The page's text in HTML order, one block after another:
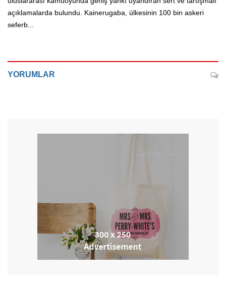
açıklamalarda bulundu. Kainerugaba, ülkesinin 100 bin askeri
seferb...
YORUMLAR